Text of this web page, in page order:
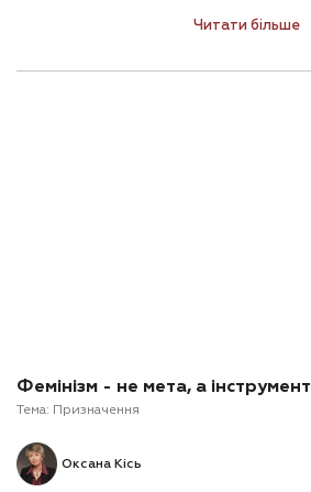
України до гендерної свободи та
Читати більше
Фемінізм - не мета, а інструмент
Тема: Призначення
Оксана Кісь